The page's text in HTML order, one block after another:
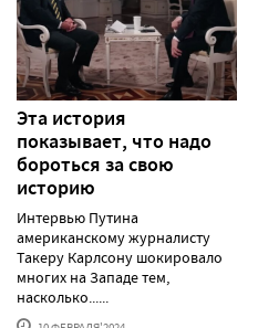
Эта история
показывает, что надо
бороться за свою
историю
Интервью Путина
американскому журналисту
Такеру Карлсону шокировало
многих на Западе тем,
насколько......